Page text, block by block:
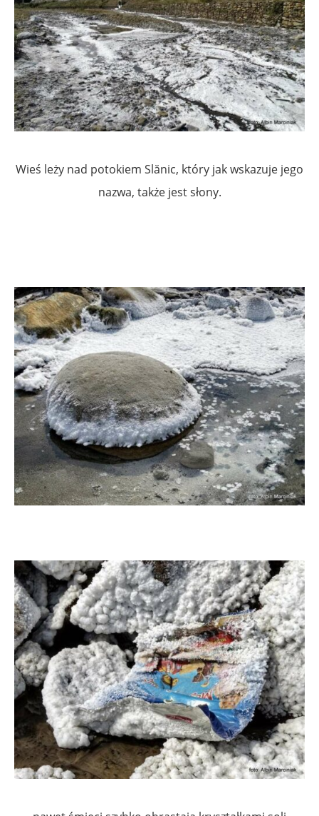
Wieś leży nad potokiem Slănic, który jak wskazuje jego
nazwa, także jest słony.